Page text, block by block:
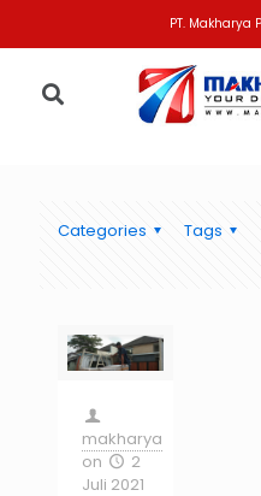
PT. Makharya
Categories Tags
makharya
on
2
Juli 2021